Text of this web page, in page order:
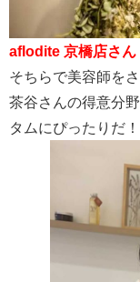
aflodite 京橋店さん
そちらで美容師を
茶谷さんの得意分
タムにぴったりだ